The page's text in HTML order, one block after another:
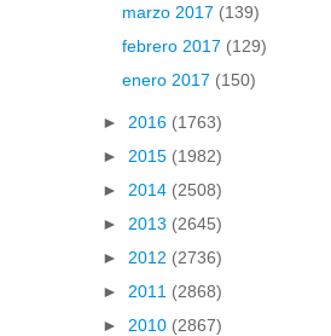
marzo 2017 (139)
febrero 2017 (129)
enero 2017 (150)
► 2016 (1763)
► 2015 (1982)
► 2014 (2508)
► 2013 (2645)
► 2012 (2736)
► 2011 (2868)
► 2010 (2867)